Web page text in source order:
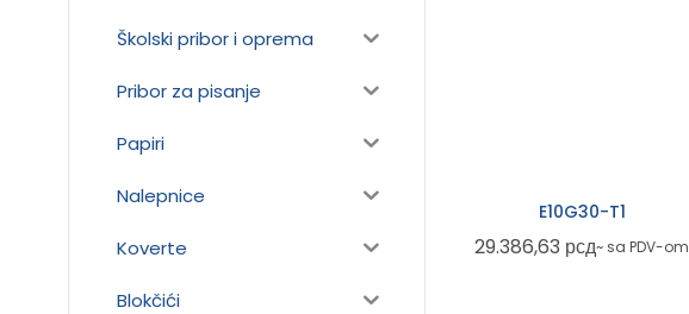
E10G30-T1
29.386,63 рсд~ sa PDV-om
Školski pribor i oprema
Pribor za pisanje
Papiri
Nalepnice
Koverte
Blokčići